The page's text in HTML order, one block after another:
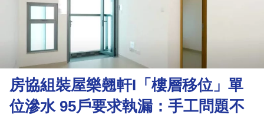
理
財
商
房協組裝屋樂翹軒I「樓層移位」單
位滲水 95戶要求執漏：手工問題不